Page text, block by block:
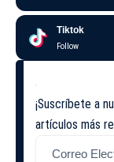
Tiktok
Follow
¡Suscríbete a
artículos más